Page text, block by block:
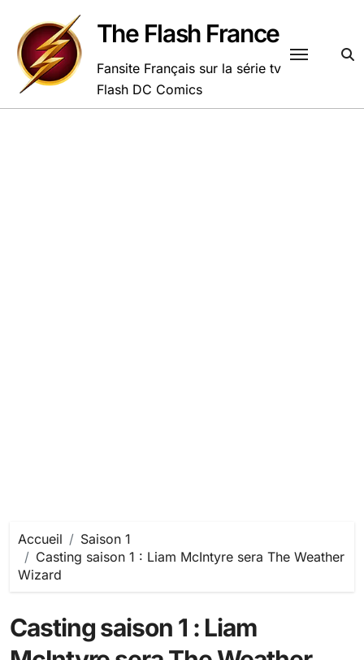
contenu
The Flash France
Fansite Français sur la série tv
Flash DC Comics
Accueil
Saison 1
Casting saison 1 : Liam McIntyre sera The Weather
Wizard
Casting saison 1 : Liam